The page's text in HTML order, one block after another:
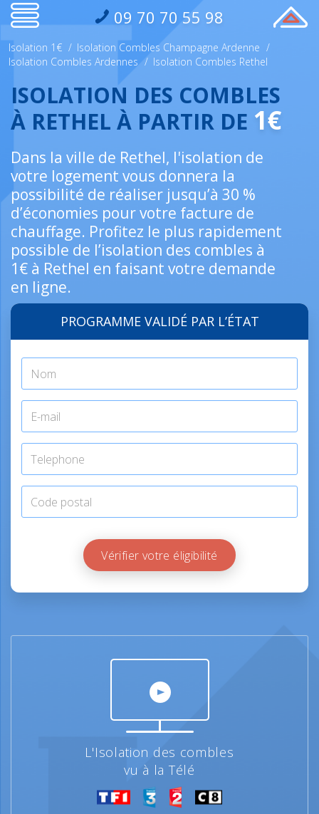
09 70 70 55 98
Isolation 1€ / Isolation Combles Champagne Ardenne /
Isolation Combles Ardennes / Isolation Combles Rethel
ISOLATION DES COMBLES
À RETHEL À PARTIR DE 1€
Dans la ville de Rethel, l'isolation de
votre logement vous donnera la
possibilité de réaliser jusqu’à 30 %
d’économies pour votre facture de
chauffage. Profitez le plus rapidement
possible de l’isolation des combles à
1€ à Rethel en faisant votre demande
en ligne.
PROGRAMME VALIDÉ PAR L’ÉTAT
Vérifier votre éligibilité
L'Isolation des combles
vu à la Télé